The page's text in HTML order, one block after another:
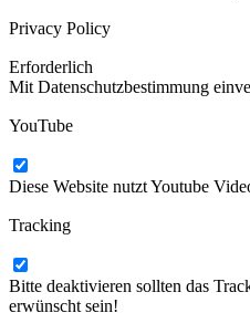
Privacy Policy
Erforderlich
Mit Datenschutzbestimmung
YouTube
Diese Website nutzt Youtube
Tracking
Bitte deaktivieren sollten das
erwünscht sein!